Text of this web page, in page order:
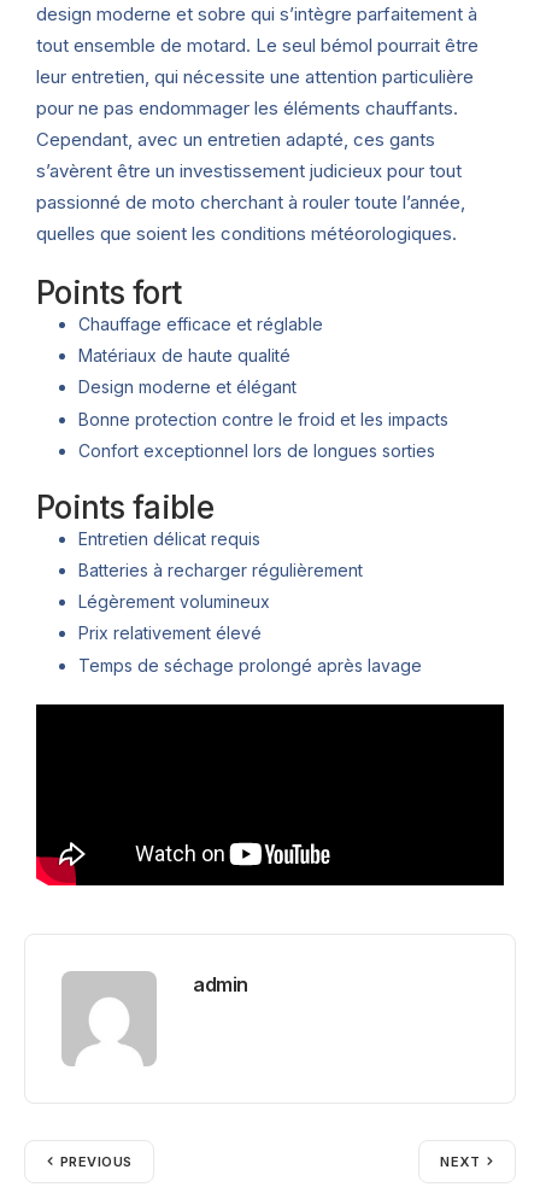
design moderne et sobre qui s’intègre parfaitement à
tout ensemble de motard. Le seul bémol pourrait être
leur entretien, qui nécessite une attention particulière
pour ne pas endommager les éléments chauffants.
Cependant, avec un entretien adapté, ces gants
s’avèrent être un investissement judicieux pour tout
passionné de moto cherchant à rouler toute l’année,
quelles que soient les conditions météorologiques.
Points fort
Chauffage efficace et réglable
Matériaux de haute qualité
Design moderne et élégant
Bonne protection contre le froid et les impacts
Confort exceptionnel lors de longues sorties
Points faible
Entretien délicat requis
Batteries à recharger régulièrement
Légèrement volumineux
Prix relativement élevé
Temps de séchage prolongé après lavage
admin
PREVIOUS NEXT